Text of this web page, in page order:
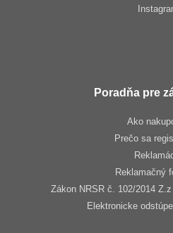
Poradňa pre
Ako
Prečo sa
Reklamačný
Zákon NRSR č. 102/2014
Elektronicke